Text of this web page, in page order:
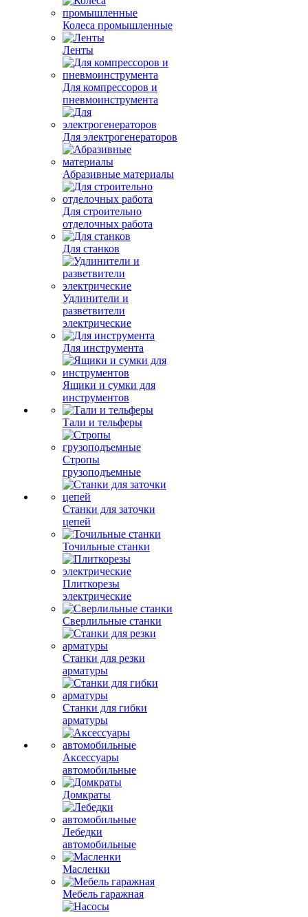
Колеса промышленные
Ленты
Для компрессоров и
пневмоинструмента
Для электрогенераторов
Абразивные материалы
Для строительно
отделочных работа
Для станков
Удлинители и
разветвители
электрические
Для инструмента
Ящики и сумки для
инструментов
Тали и тельферы
Стропы
грузоподъемные
Станки для заточки
цепей
Точильные станки
Плиткорезы
электрические
Сверлильные станки
Станки для резки
арматуры
Станки для гибки
арматуры
Аксессуары
автомобильные
Домкраты
Лебедки
автомобильные
Масленки
Мебель гаражная